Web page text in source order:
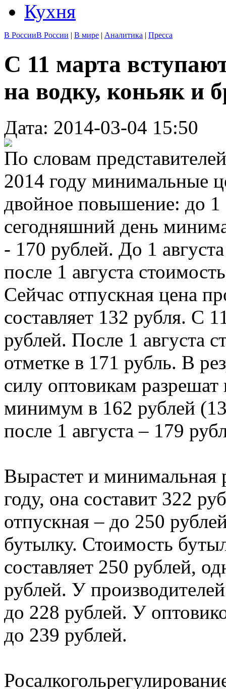
Кухня
В РоссииВ России | В мире | Аналитика | Пресса
С 11 марта
на водку, коньяк и
Дата: 2014-03-04 15:50
По словам
2014 году минимальные
двойное повышение: до 1
сегодняшний день
- 170 рублей. До 1
после 1 августа
Сейчас отпускная цена
составляет 132 рубля. С
рублей. После 1 августа
отметке в 171 рубль. В
силу оптовикам разрешат
минимум в 162 рублей
после 1 августа – 179
Вырастет и минимальная
году, она составит 322
отпускная – до 250
бутылку. Стоимость
составляет 250 рублей,
рублей. У
до 228 рублей. У
до 239 рублей.